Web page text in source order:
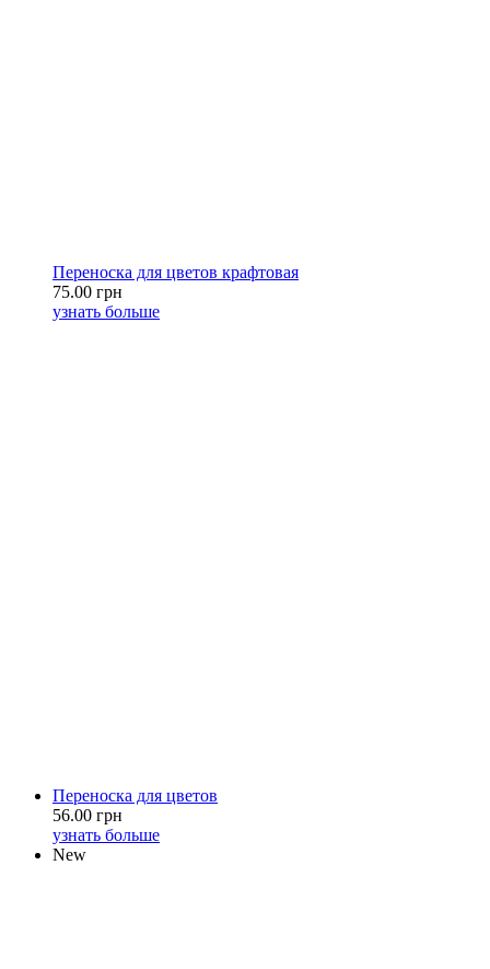
Переноска для цветов крафтовая
75.00 грн
узнать больше
Переноска для цветов
56.00 грн
узнать больше
New